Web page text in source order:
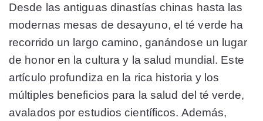
Desde las antiguas dinastías chinas hasta las
modernas mesas de desayuno, el té verde ha
recorrido un largo camino, ganándose un lugar
de honor en la cultura y la salud mundial. Este
artículo profundiza en la rica historia y los
múltiples beneficios para la salud del té verde,
avalados por estudios científicos. Además,